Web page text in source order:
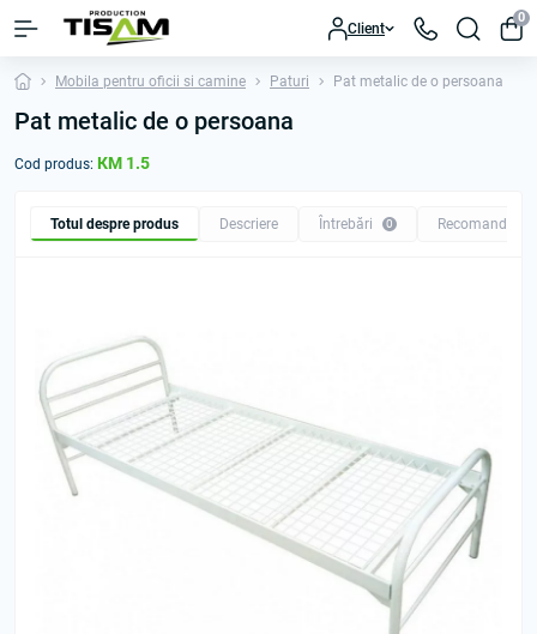
Client
0
Mobila pentru oficii si camine Paturi Pat metalic de o persoana
Pat metalic de o persoana
Cod produs: КМ 1.5
Totul despre produs Descriere Întrebări 0 Recomandăm